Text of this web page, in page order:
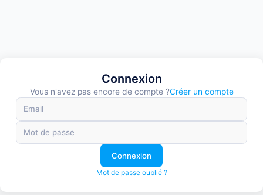
Connexion
Vous n'avez pas encore de compte ?Créer un compte
Mot de passe oublié ?